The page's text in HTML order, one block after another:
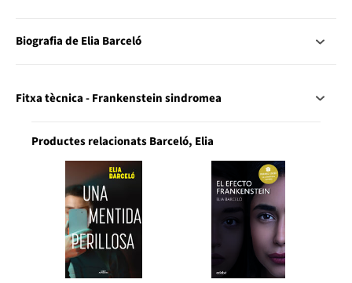
Biografia de Elia Barceló
Fitxa tècnica - Frankenstein sindromea
Productes relacionats Barceló, Elia